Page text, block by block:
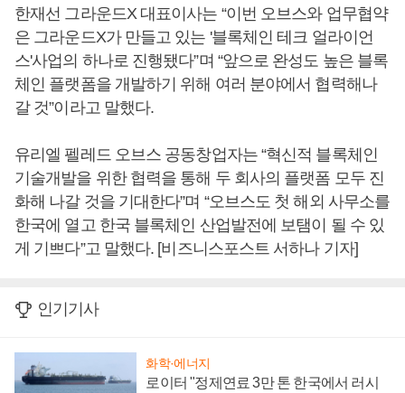
한재선 그라운드X 대표이사는 “이번 오브스와 업무협약
은 그라운드X가 만들고 있는 '블록체인 테크 얼라이언
스'사업의 하나로 진행됐다”며 “앞으로 완성도 높은 블록
체인 플랫폼을 개발하기 위해 여러 분야에서 협력해나
갈 것”이라고 말했다.
유리엘 펠레드 오브스 공동창업자는 “혁신적 블록체인
기술개발을 위한 협력을 통해 두 회사의 플랫폼 모두 진
화해 나갈 것을 기대한다”며 “오브스도 첫 해외 사무소를
한국에 열고 한국 블록체인 산업발전에 보탬이 될 수 있
게 기쁘다”고 말했다. [비즈니스포스트 서하나 기자]
인기기사
화학·에너지
로이터 "정제연료 3만 톤 한국에서 러시